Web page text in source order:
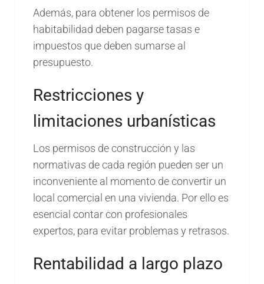
Además, para obtener los permisos de
habitabilidad deben pagarse tasas e
impuestos que deben sumarse al
presupuesto.
Restricciones y
limitaciones urbanísticas
Los permisos de construcción y las
normativas de cada región pueden ser un
inconveniente al momento de convertir un
local comercial en una vivienda. Por ello es
esencial contar con profesionales
expertos, para evitar problemas y retrasos.
Rentabilidad a largo plazo